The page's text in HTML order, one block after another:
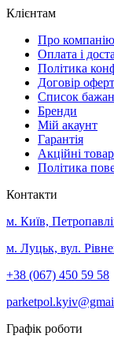
Клієнтам
Про компанію
Оплата і
Політика
Договір
Список
Бренди
Мій акаунт
Гарантія
Акційні
Політика
Контакти
м. Київ,
м. Луцьк, вул.
+38 (067) 450 59 58
Графік роботи